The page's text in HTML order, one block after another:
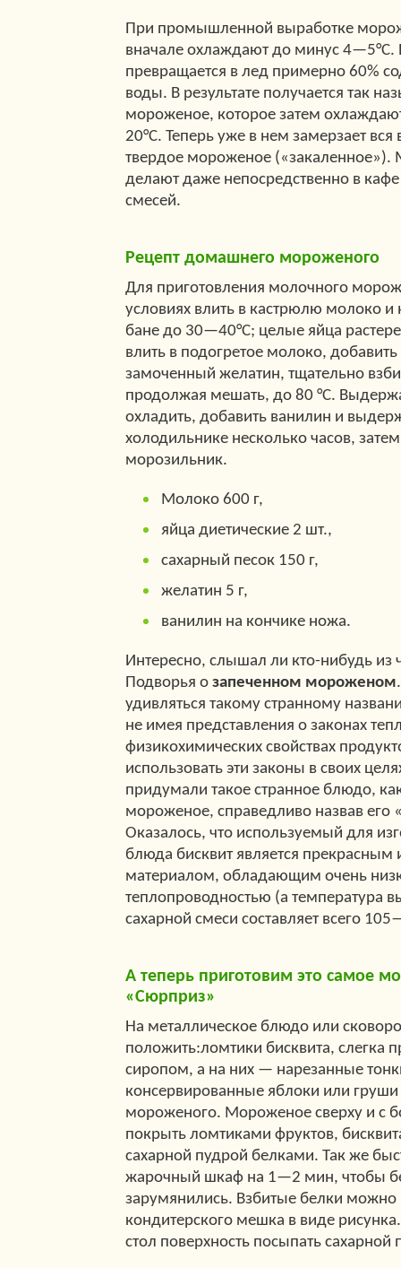
При промышленной выработке
вначале охлаждают до минус 4—5°С.
превращается в лед примерно 60%
воды. В результате получается так
мороженое, которое затем
20°С. Теперь уже в нем замерзает вся
твердое мороженое
делают даже непосредственно в
смесей.
Рецепт домашнего мороженого
Для приготовления молочного
условиях влить в кастрюлю молоко и
бане до 30—40°С; целые яйца
влить в подогретое молоко, добавить
замоченный желатин, тщательно
продолжая мешать, до 80 °С.
охладить, добавить ванилин и
холодильнике несколько часов, затем
морозильник.
Молоко 600 г,
яйца диетические 2 шт.,
сахарный песок 150 г,
желатин 5 г,
ванилин на кончике ножа.
Интересно, слышал ли кто-нибудь из
Подворья о запеченном мороженом
удивляться такому странному
не имея представления о законах
физикохимических свойствах
использовать эти законы в своих
придумали такое странное блюдо,
мороженое, справедливо назвав его
Оказалось, что используемый для
блюда бисквит является
материалом, обладающим очень
теплопроводностью (а температура
сахарной смеси составляет всего
А теперь приготовим это самое
«Сюрприз»
На металлическое блюдо или
положить:ломтики бисквита, слегка
сиропом, а на них — нарезанные
консервированные яблоки или
мороженого. Мороженое сверху и с
покрыть ломтиками фруктов,
сахарной пудрой белками. Так же
жарочный шкаф на 1—2 мин, чтобы
зарумянились. Взбитые белки можно
кондитерского мешка в виде
стол поверхность посыпать сахарной